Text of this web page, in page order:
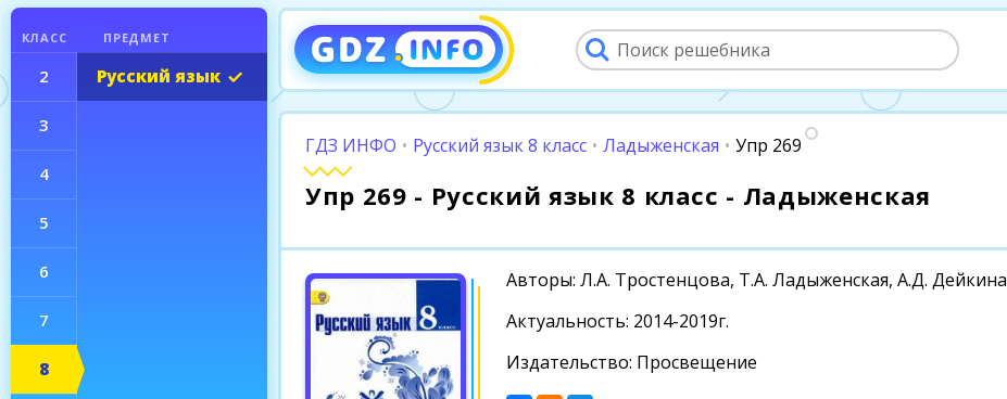
ГДЗ ИНФО • Русский язык 8 класс • Ладыженская • Упр 269
Упр 269 - Русский язык 8 класс - Ладыженская
Авторы: Л.А. Тростенцова, Т.А. Ладыженская, А.Д. Дейкина
Актуальность: 2014-2019г.
Издательство: Просвещение
КЛАСС ПРЕДМЕТ
2
3
4
5
6
7
8
Русский язык